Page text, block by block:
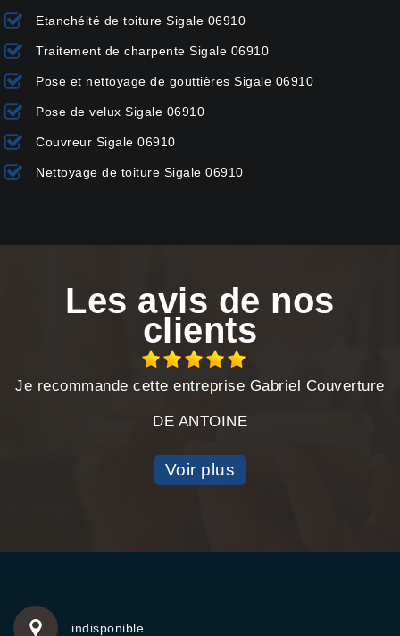
Etanchéité de toiture Sigale 06910
Traitement de charpente Sigale 06910
Pose et nettoyage de gouttières Sigale 06910
Pose de velux Sigale 06910
Couvreur Sigale 06910
Nettoyage de toiture Sigale 06910
Les avis de nos
clients
Je recommande cette entreprise Gabriel Couverture
DE ANTOINE
Voir plus
indisponible